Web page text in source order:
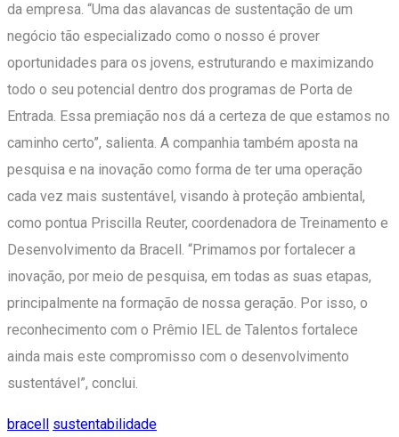
da empresa. “Uma das alavancas de sustentação de um
negócio tão especializado como o nosso é prover
oportunidades para os jovens, estruturando e maximizando
todo o seu potencial dentro dos programas de Porta de
Entrada. Essa premiação nos dá a certeza de que estamos no
caminho certo”, salienta. A companhia também aposta na
pesquisa e na inovação como forma de ter uma operação
cada vez mais sustentável, visando à proteção ambiental,
como pontua Priscilla Reuter, coordenadora de Treinamento e
Desenvolvimento da Bracell. “Primamos por fortalecer a
inovação, por meio de pesquisa, em todas as suas etapas,
principalmente na formação de nossa geração. Por isso, o
reconhecimento com o Prêmio IEL de Talentos fortalece
ainda mais este compromisso com o desenvolvimento
sustentável”, conclui.
bracell sustentabilidade